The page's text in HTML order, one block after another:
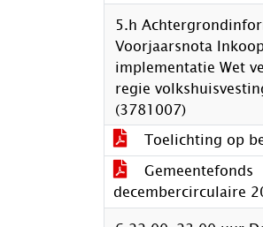
5.h
Voorjaarsnota
implementatie Wet
regie
(3781007)
Toelichting op
Gemeentefonds
decembercirculaire